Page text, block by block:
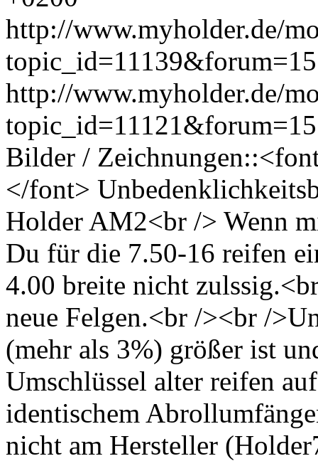
http://www.myholder.de/
topic_id=11139&forum=15
http://www.myholder.de/
Bilder /
</font>
Holder AM2<br /> Wenn
Du für die 7.50-16 reifen
4.00 breite nicht
neue Felgen.<br /><br /
(mehr als 3%) größer ist
Umschlüssel alter reifen
identischem
nicht am Hersteller